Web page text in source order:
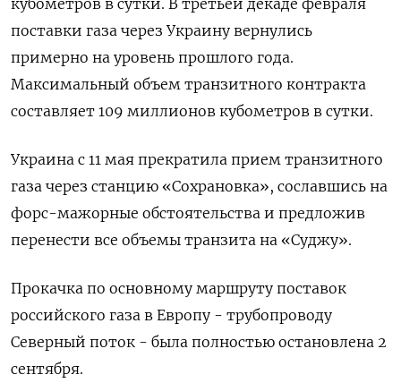
кубометров в сутки. В третьей декаде февраля
поставки газа через Украину вернулись
примерно на уровень прошлого года.
Максимальный объем транзитного контракта
составляет 109 миллионов кубометров в сутки.
Украина с 11 мая прекратила прием транзитного
газа через станцию «Сохрановка», сославшись на
форс-мажорные обстоятельства и предложив
перенести все объемы транзита на «Суджу».
Прокачка по основному маршруту поставок
российского газа в Европу - трубопроводу
Северный поток - была полностью остановлена 2
сентября.